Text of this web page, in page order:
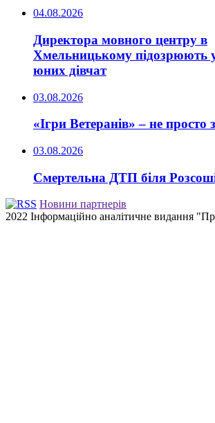
04.08.2026
Директора мовного центру в
Хмельницькому підозрюють
юних дівчат
03.08.2026
«Ігри Ветеранів» – не просто
03.08.2026
Смертельна ДТП біля
Новини партнерів
2022 Інформаційно аналітичне видання